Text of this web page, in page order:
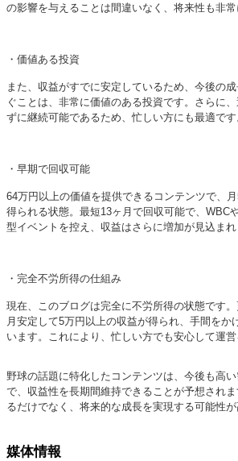
の影響を与えることは間違いなく、将来性も非常
・価値ある投資
また、収益がすでに安定しているため、今後の
ぐことは、非常に価値のある投資です。さらに
ずに継続可能であるため、忙しい方にも最適です
・早期で回収可能
64万円以上の価値を提供できるコンテンツで、
得られる状態。最短13ヶ月で回収可能で、WBC
型イベントを控え、収益はさらに増加が見込まれ
・完全不労所得の仕組み
現在、このブログは完全に不労所得の状態です
月安定して5万円以上の収益が得られ、手間をか
います。これにより、忙しい方でも安心して運営
野球の話題に特化したコンテンツは、今後も高
で、収益性を長期間維持できることが予想され
るだけでなく、将来的な成長を実現する可能性が
媒体情報